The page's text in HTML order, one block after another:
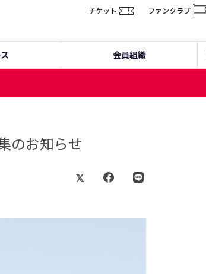
チケット ファンクラブ
会員組織
のお知らせ